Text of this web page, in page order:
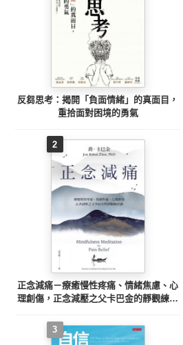
反芻思考：揭開「負面情緒」的真面目，
重拾面對困境的勇氣
2
正念減痛－療癒慢性疼痛、情緒焦慮、心
理創傷，正念減壓之父卡巴金的靜觀練習
3